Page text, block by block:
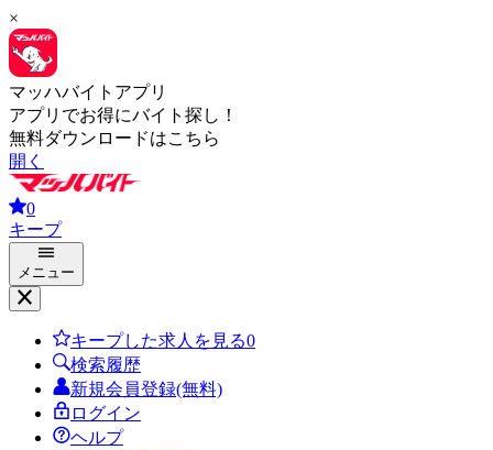
×
マッハバイトアプリ
アプリでお得にバイト探し！
無料ダウンロードはこちら
開く
0
キープ
メニュー
キープした求人を見る0
検索履歴
新規会員登録(無料)
ログイン
ヘルプ